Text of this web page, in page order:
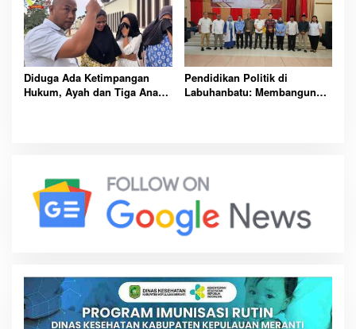
Diduga Ada Ketimpangan
Hukum, Ayah dan Tiga Anak
Pendidikan Politik di
Labuhanbatu: Membangun